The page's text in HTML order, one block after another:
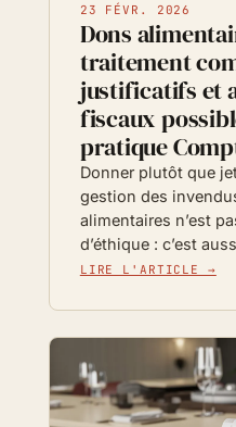
23 FÉVR. 2026
Dons
traitement
justificatifs et
fiscaux
pratique
Donner plutôt que
gestion des
alimentaires n’est
d’éthique : c’est
LIRE L'ARTICLE →